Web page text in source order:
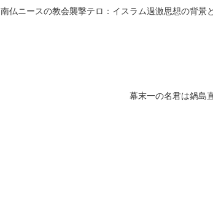
南仏ニースの教会襲撃テロ：イスラム過激思想の背景
幕末一の名君は鍋島